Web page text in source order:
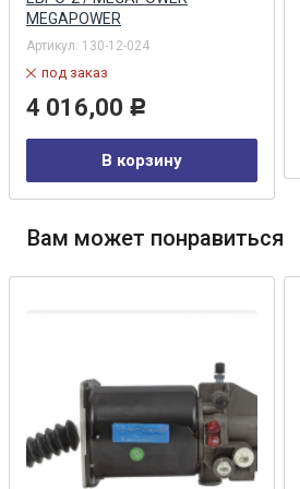
MEGAPOWER
Артикул: 130-12-024
под заказ
4 016,00 Р
В корзину
Вам может понравиться